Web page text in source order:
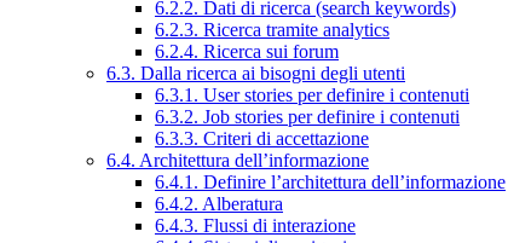
6.2.2. Dati di ricerca (search keywords)
6.2.3. Ricerca tramite analytics
6.2.4. Ricerca sui forum
6.3. Dalla ricerca ai bisogni degli utenti
6.3.1. User stories per definire i contenuti
6.3.2. Job stories per definire i contenuti
6.3.3. Criteri di accettazione
6.4. Architettura dell’informazione
6.4.1. Definire l’architettura dell’informazione
6.4.2. Alberatura
6.4.3. Flussi di interazione